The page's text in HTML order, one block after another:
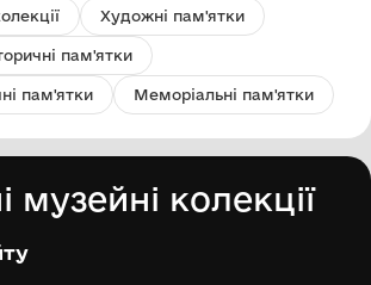
Художні пам'ятки
пам'ятки
пам'ятки Меморіальні пам'ятки
музейні колекції